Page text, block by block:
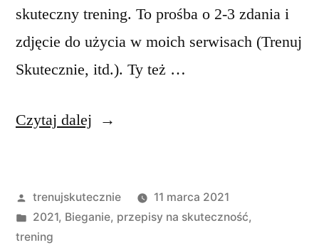
skuteczny trening. To prośba o 2-3 zdania i
zdjęcie do użycia w moich serwisach (Trenuj
Skutecznie, itd.). Ty też …
Czytaj dalej „Trenuj
–
Opublikowane
przez
trenujskutecznie
11 marca 2021
Opublikowano
w
2021, Bieganie, przepisy na skuteczność,
trening